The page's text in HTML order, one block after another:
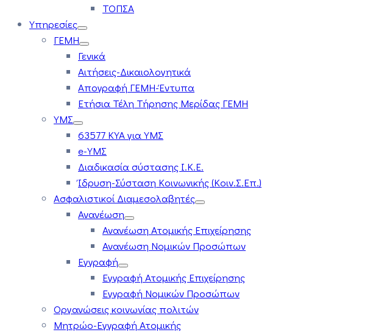
ΤΟΠΣΑ
Υπηρεσίες
ΓΕΜΗ
Γενικά
Αιτήσεις-Δικαιολογητικά
Απογραφή ΓΕΜΗ-Έντυπα
Ετήσια Τέλη Τήρησης Μερίδας ΓΕΜΗ
ΥΜΣ
63577 ΚΥΑ για ΥΜΣ
e-ΥΜΣ
Διαδικασία σύστασης Ι.Κ.Ε.
Ίδρυση-Σύσταση Κοινωνικής (Κοιν.Σ.Επ.)
Ασφαλιστικοί Διαμεσολαβητές
Ανανέωση
Ανανέωση Ατομικής Επιχείρησης
Ανανέωση Νομικών Προσώπων
Εγγραφή
Εγγραφή Ατομικής Επιχείρησης
Εγγραφή Νομικών Προσώπων
Οργανώσεις κοινωνίας πολιτών
Μητρώο-Εγγραφή Ατομικής